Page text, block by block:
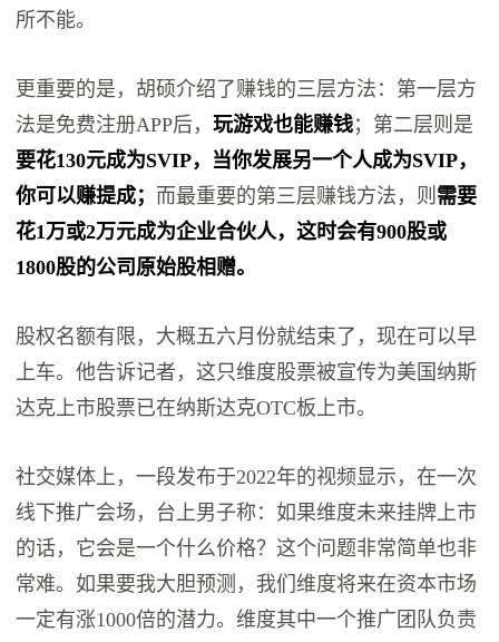
所不能。
更重要的是，胡硕介绍了赚钱的三层方法：第一层方
法是免费注册APP后，玩游戏也能赚钱；第二层则是
要花130元成为SVIP，当你发展另一个人成为SVIP，
你可以赚提成； 而最重要的第三层赚钱方法，则 需要
花1万或2万元成为企业合伙人，这时会有900股或
1800股的公司原始股相赠。
股权名额有限，大概五六月份就结束了，现在可以早
上车。他告诉记者，这只维度股票被宣传为美国纳斯
达克上市股票已在纳斯达克OTC板上市。
社交媒体上，一段发布于2022年的视频显示，在一次
线下推广会场，台上男子称：如果维度未来挂牌上市
的话，它会是一个什么价格？这个问题非常简单也非
常难。如果要我大胆预测，我们维度将来在资本市场
一定有涨1000倍的潜力。维度其中一个推广团队负责